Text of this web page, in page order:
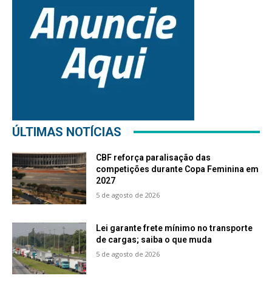
ÚLTIMAS NOTÍCIAS
CBF reforça paralisação das
competições durante Copa Feminina em
2027
5 de agosto de 2026
Lei garante frete mínimo no transporte
de cargas; saiba o que muda
5 de agosto de 2026